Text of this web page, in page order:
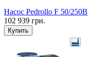
Насос Pedrollo F 50/250B
102 939 грн.
Купить